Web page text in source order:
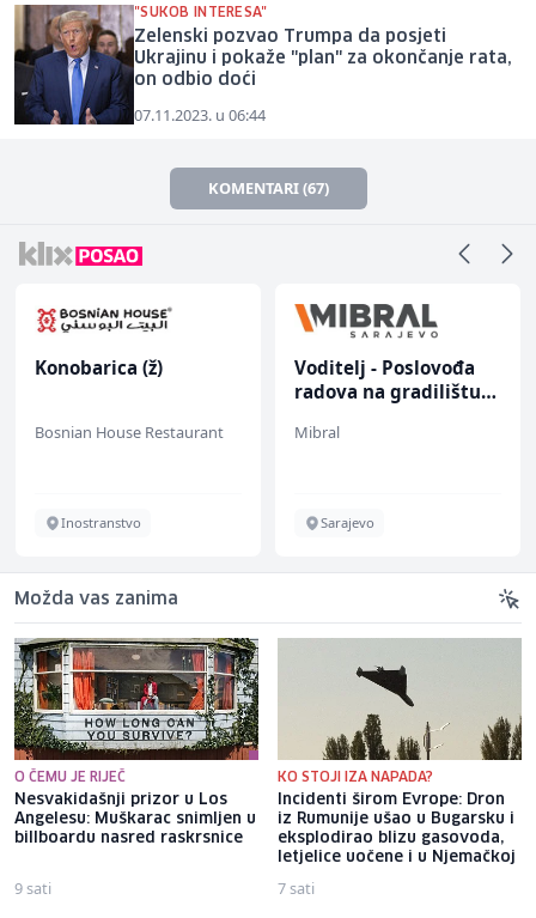
"SUKOB INTERESA"
Zelenski pozvao Trumpa da posjeti
Ukrajinu i pokaže "plan" za okončanje rata,
on odbio doći
07.11.2023. u 06:44
KOMENTARI (67)
Konobarica (ž)
Bosnian House Restaurant
Inostranstvo
Voditelj - Poslovođa
radova na gradilištu
Mibral
Sarajevo
Možda vas zanima
O ČEMU JE RIJEČ
Nesvakidašnji prizor u Los
Angelesu: Muškarac snimljen u
billboardu nasred raskrsnice
9 sati
KO STOJI IZA NAPADA?
Incidenti širom Evrope: Dron
iz Rumunije ušao u Bugarsku i
eksplodirao blizu gasovoda,
letjelice uočene i u Njemačkoj
7 sati